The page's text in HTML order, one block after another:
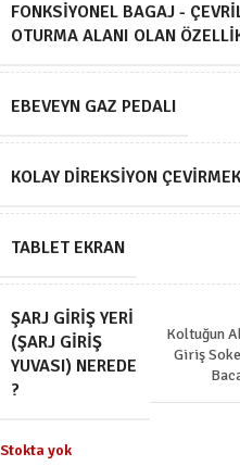
FONKSIYONEL BAGAJ -
OTURMA ALANI OLAN
EBEVEYN GAZ PEDALI
KOLAY DIREKSIYON
TABLET EKRAN
ŞARJ GIRIŞ YERI
(ŞARJ GIRIŞ
YUVASI) NEREDE
?
Koltuğun
Giriş
Stokta yok